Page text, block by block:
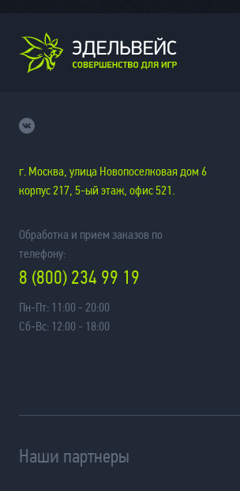
г. Москва, улица Новопоселковая дом 6
корпус 217, 5-ый этаж, офис 521.
Обработка и прием заказов по
телефону:
8 (800) 234 99 19
Пн-Пт: 11:00 - 20:00
Сб-Вс: 12:00 - 18:00
Наши партнеры